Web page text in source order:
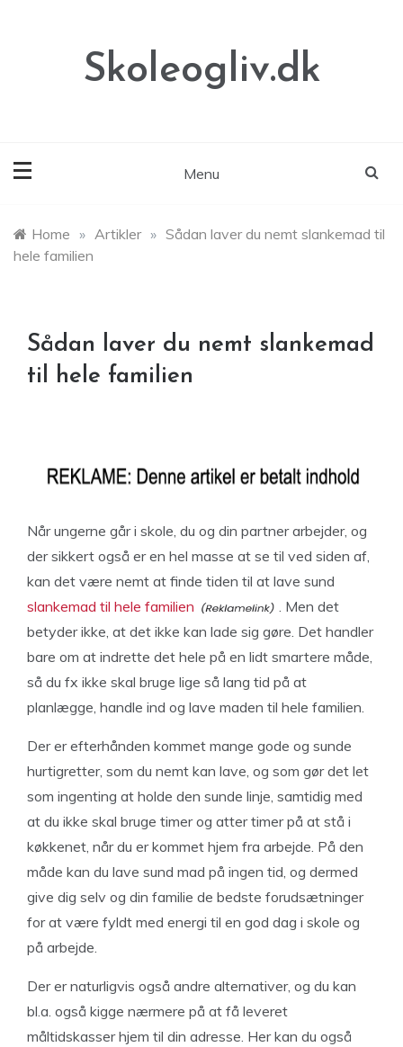
Skoleogliv.dk
Menu
Home » Artikler » Sådan laver du nemt slankemad til
hele familien
Sådan laver du nemt slankemad
til hele familien
Når ungerne går i skole, du og din partner arbejder, og
der sikkert også er en hel masse at se til ved siden af,
kan det være nemt at finde tiden til at lave sund
slankemad til hele familien
. Men det
betyder ikke, at det ikke kan lade sig gøre. Det handler
bare om at indrette det hele på en lidt smartere måde,
så du fx ikke skal bruge lige så lang tid på at
planlægge, handle ind og lave maden til hele familien.
Der er efterhånden kommet mange gode og sunde
hurtigretter, som du nemt kan lave, og som gør det let
som ingenting at holde den sunde linje, samtidig med
at du ikke skal bruge timer og atter timer på at stå i
køkkenet, når du er kommet hjem fra arbejde. På den
måde kan du lave sund mad på ingen tid, og dermed
give dig selv og din familie de bedste forudsætninger
for at være fyldt med energi til en god dag i skole og
på arbejde.
Der er naturligvis også andre alternativer, og du kan
bl.a. også kigge nærmere på at få leveret
måltidskasser hjem til din adresse. Her kan du også